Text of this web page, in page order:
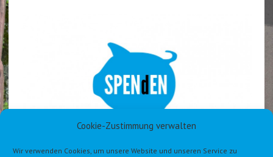
Cookie-Zustimmung verwalten
Wir verwenden Cookies, um unsere Website und unseren Service zu